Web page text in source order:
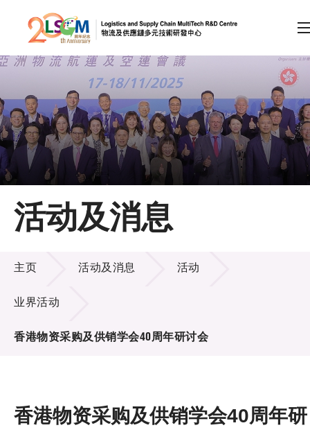
跳到内容（按回车键）
会员登录
A A EN 繁 简
主页
关于LSCM
技术商品化
项目及资助计划
活动及消息
活动及消息
主页 活动及消息 活动
业界活动
香港物资采购及供销学会40周年研讨会
香港物资采购及供销学会40周年研